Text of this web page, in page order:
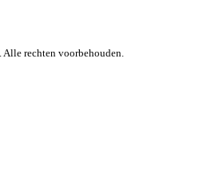
rechten voorbehouden.